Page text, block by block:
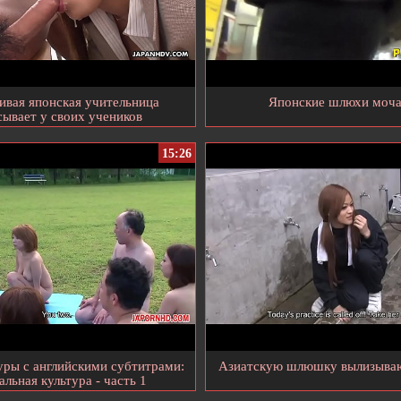
японская учительница
у своих учеников
Японские шлюхи
15:26
с английскими субтитрами:
культура - часть 1
Азиатскую шлюшку